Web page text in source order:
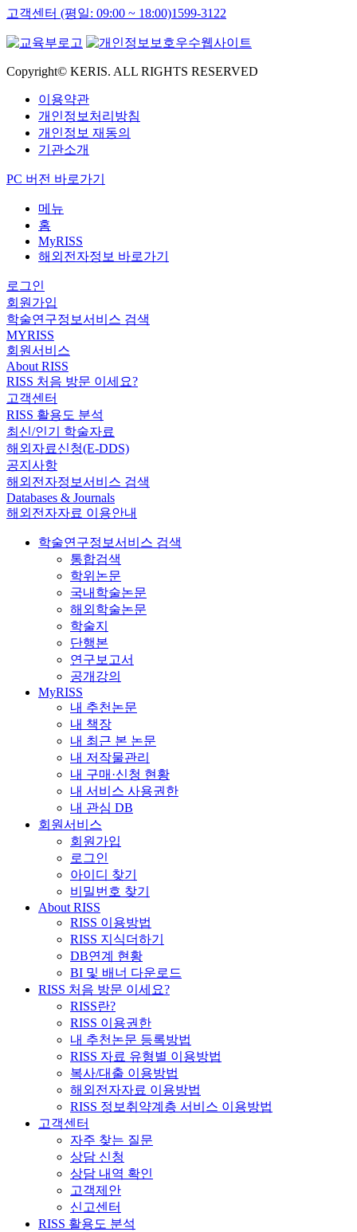
고객센터 (평일: 09:00 ~ 18:00)1599-3122
Copyright© KERIS. ALL RIGHTS RESERVED
이용약관
개인정보처리방침
개인정보 재동의
기관소개
PC 버전 바로가기
메뉴
홈
MyRISS
해외전자정보 바로가기
로그인
회원가입
학술연구정보서비스 검색
MYRISS
회원서비스
About RISS
RISS 처음 방문 이세요?
고객센터
RISS 활용도 분석
최신/인기 학술자료
해외자료신청(E-DDS)
공지사항
해외전자정보서비스 검색
Databases & Journals
해외전자자료 이용안내
학술연구정보서비스 검색
통합검색
학위논문
국내학술논문
해외학술논문
학술지
단행본
연구보고서
공개강의
MyRISS
내 추천논문
내 책장
내 최근 본 논문
내 저작물관리
내 구매·신청 현황
내 서비스 사용권한
내 관심 DB
회원서비스
회원가입
로그인
아이디 찾기
비밀번호 찾기
About RISS
RISS 이용방법
RISS 지식더하기
DB연계 현황
BI 및 배너 다운로드
RISS 처음 방문 이세요?
RISS란?
RISS 이용권한
내 추천논문 등록방법
RISS 자료 유형별 이용방법
복사/대출 이용방법
해외전자자료 이용방법
RISS 정보취약계층 서비스 이용방법
고객센터
자주 찾는 질문
상담 신청
상담 내역 확인
고객제안
신고센터
RISS 활용도 분석